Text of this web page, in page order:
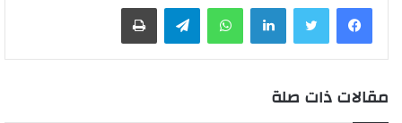
لينكدإن واتساب
مقالات ذات صلة